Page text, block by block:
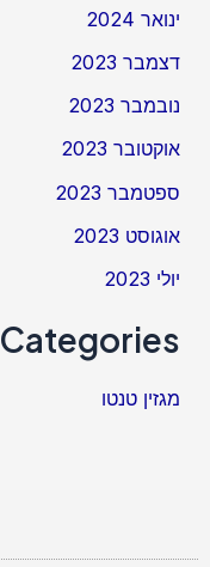
ינואר 2024
דצמבר 2023
נובמבר 2023
אוקטובר 2023
ספטמבר 2023
אוגוסט 2023
יולי 2023
Categories
מגזין טנטו